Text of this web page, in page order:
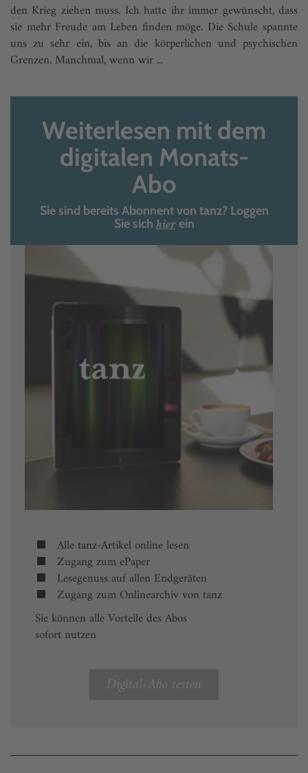
den Krieg ziehen muss. Ich hatte ihr immer gewünscht, dass
sie mehr Freude am Leben finden möge. Die Schule spannte
uns zu sehr ein, bis an die körperlichen und psychischen
Grenzen. Manchmal, wenn wir ...
Weiterlesen mit dem
digitalen Monats-
Abo
Sie sind bereits Abonnent von tanz? Loggen
Sie sich hierein
Alle tanz-Artikel online lesen
Zugang zum ePaper
Lesegenuss auf allen Endgeräten
Zugang zum Onlinearchiv von tanz
Sie können alle Vorteile des Abos
sofort nutzen
Digital-Abo testen